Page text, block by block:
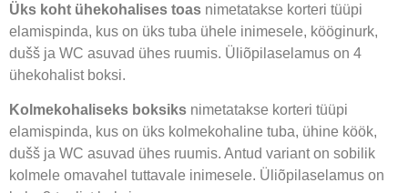
Üks koht ühekohalises toas nimetatakse korteri tüüpi
elamispinda, kus on üks tuba ühele inimesele, kööginurk,
dušš ja WC asuvad ühes ruumis. Üliõpilaselamus on 4
ühekohalist boksi.
Kolmekohaliseks boksiks nimetatakse korteri tüüpi
elamispinda, kus on üks kolmekohaline tuba, ühine köök,
dušš ja WC asuvad ühes ruumis. Antud variant on sobilik
kolmele omavahel tuttavale inimesele. Üliõpilaselamus on